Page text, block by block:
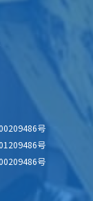
号
号
号